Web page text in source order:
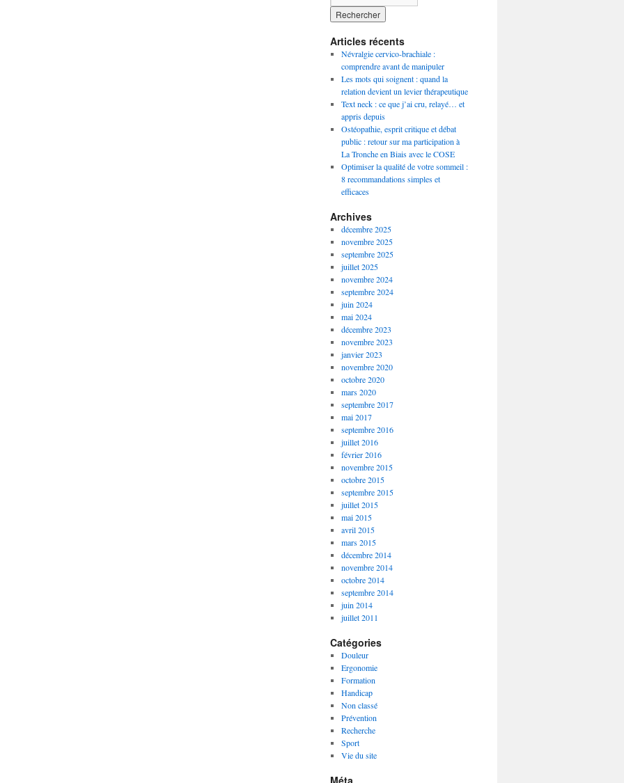
Articles récents
Névralgie cervico-brachiale :
comprendre avant de manipuler
Les mots qui soignent : quand la
relation devient un levier thérapeutique
Text neck : ce que j’ai cru, relayé… et
appris depuis
Ostéopathie, esprit critique et débat
public : retour sur ma participation à
La Tronche en Biais avec le COSE
Optimiser la qualité de votre sommeil :
8 recommandations simples et
efficaces
Archives
décembre 2025
novembre 2025
septembre 2025
juillet 2025
novembre 2024
septembre 2024
juin 2024
mai 2024
décembre 2023
novembre 2023
janvier 2023
novembre 2020
octobre 2020
mars 2020
septembre 2017
mai 2017
septembre 2016
juillet 2016
février 2016
novembre 2015
octobre 2015
septembre 2015
juillet 2015
mai 2015
avril 2015
mars 2015
décembre 2014
novembre 2014
octobre 2014
septembre 2014
juin 2014
juillet 2011
Catégories
Douleur
Ergonomie
Formation
Handicap
Non classé
Prévention
Recherche
Sport
Vie du site
Méta